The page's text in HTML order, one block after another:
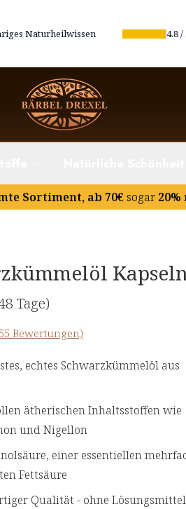
Naturheilwissen 4.8/
Sortiment, ab 70€ sogar 20%
Tage)
Bewertungen)
echtes Schwarzkümmelöl aus
ätherischen Inhaltsstoffen wie
und Nigellon
einer essentiellen
Fettsäure
Qualität - ohne